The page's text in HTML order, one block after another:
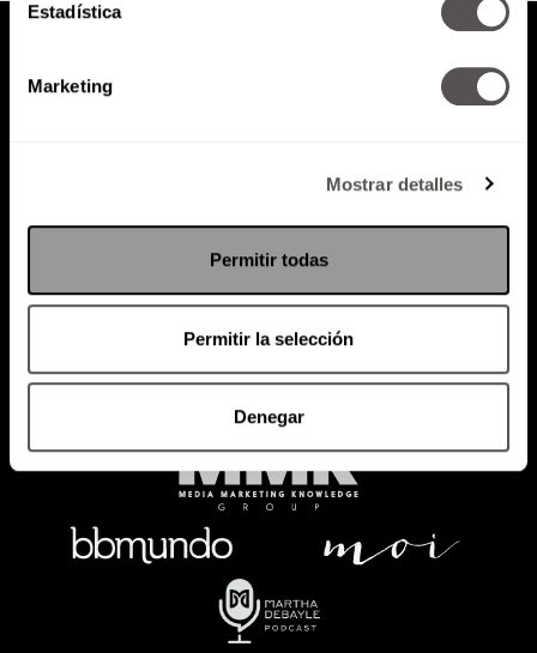
Estadística
Marketing
Mostrar detalles
Permitir todas
Permitir la selección
Denegar
Política de Privacidad
PODCAST RADIO MARTHA EVENTOS
SACA TU ID